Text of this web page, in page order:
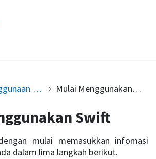
Penggunaan Swift Mulai Menggunakan Swift
Swift
mulai memasukkan infomasi
dalam lima langkah berikut.